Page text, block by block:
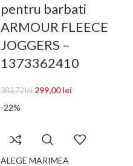
pentru barbati
ARMOUR FLEECE
JOGGERS –
1373362410
382,72lei 299,00lei
-22%
ALEGE MARIMEA